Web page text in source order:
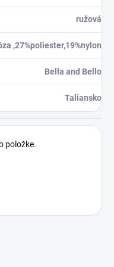
ružová
,27%poliester,19%nylon
Bella and Bello
Taliansko
položke.